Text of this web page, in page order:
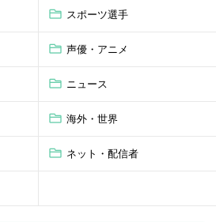
スポーツ選手
声優・アニメ
ニュース
海外・世界
ネット・配信者